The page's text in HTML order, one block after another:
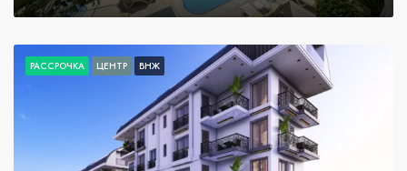
РАССРОЧКА ЦЕНТР ВНЖ